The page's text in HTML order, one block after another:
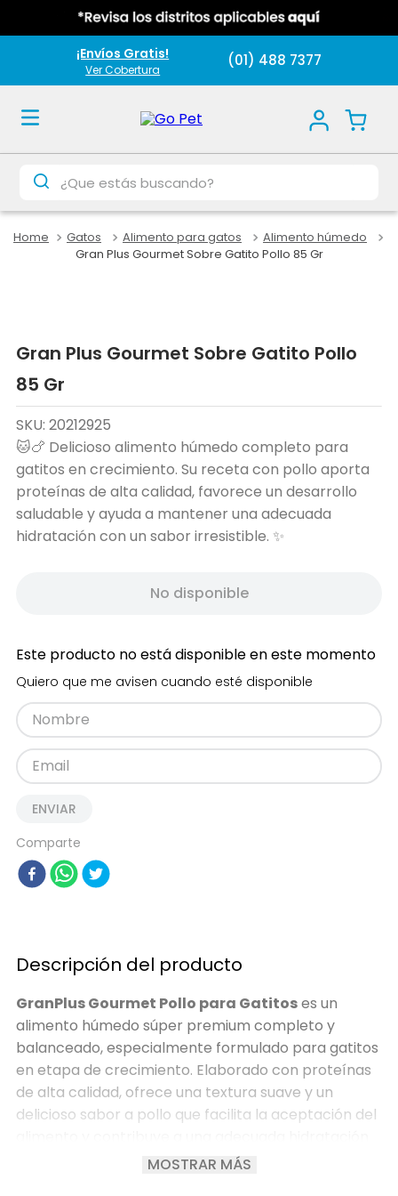
¡Envíos Gratis!
Ver Cobertura (01) 488 7377
¿Que estás buscando?
Gatos Alimento para gatos
Alimento húmedo
Gran Plus Gourmet Sobre Gatito Pollo 85 Gr
Gran Plus Gourmet Sobre Gatito Pollo
85 Gr
SKU: 20212925
🐱🍗 Delicioso alimento húmedo completo para
gatitos en crecimiento. Su receta con pollo aporta
proteínas de alta calidad, favorece un desarrollo
saludable y ayuda a mantener una adecuada
hidratación con un sabor irresistible. ✨
No disponible
Este producto no está disponible en este momento
Quiero que me avisen cuando esté disponible
ENVIAR
Comparte
Descripción del producto
GranPlus Gourmet Pollo para Gatitoses un
alimento húmedo súper premium completo y
balanceado, especialmente formulado para gatitos
en etapa de crecimiento. Elaborado con proteínas
de alta calidad, ofrece una textura suave y un
delicioso sabor a pollo que facilita la aceptación del
MOSTRAR MÁS